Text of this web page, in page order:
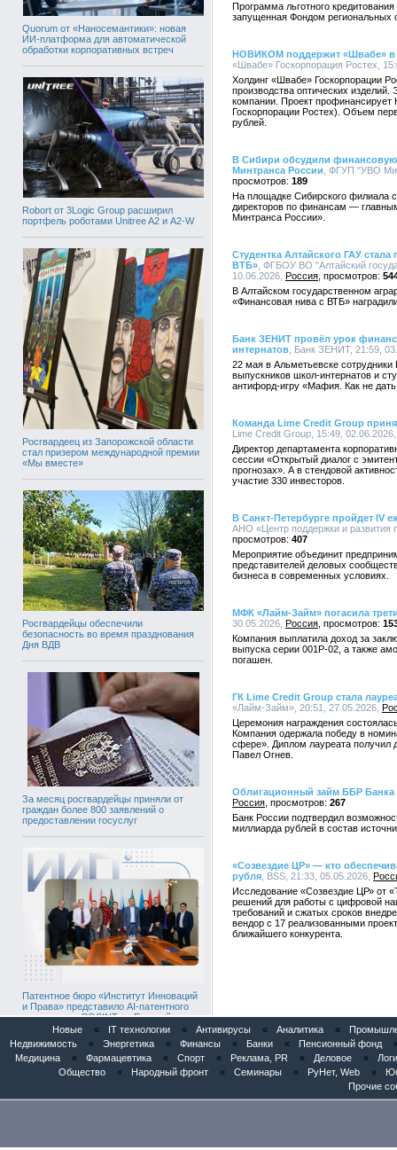
Quorum от «Наносемантики»: новая
ИИ-платформа для автоматической
обработки корпоративных встреч
Robort от 3Logic Group расширил
портфель роботами Unitree A2 и A2-W
Росгвардеец из Запорожской области
стал призером международной премии
«Мы вместе»
Росгвардейцы обеспечили
безопасность во время празднования
Дня ВДВ
За месяц росгвардейцы приняли от
граждан более 800 заявлений о
предоставлении госуслуг
Патентное бюро «Институт Инноваций
и Права» представило AI-патентного
ассистента «POSINT» в Евразийском
патентном ведомстве
Программа льготного
запущенная Фондом
НОВИКОМ поддержит «Швабе» в
«Швабе» Госкорпорация Ростех,
Холдинг «Швабе» Госкорпорации
производства оптических изделий.
компании. Проект
Госкорпорации Ростех). Объем
рублей.
В Сибири обсудили
Минтранса России , ФГУП "УВО
189
На площадке Сибирского филиала
директоров по финансам —
Минтранса России».
Студентка Алтайского ГАУ
ВТБ» , ФГБОУ ВО "Алтайский
10.06.2026, Россия
В Алтайском государственном
«Финансовая нива с ВТБ»
Банк ЗЕНИТ провёл урок
интернатов , Банк ЗЕНИТ, 21:59,
22 мая в Альметьевске
выпускников школ-интернатов и
антифорд-игру «Мафия. Как не
Команда Lime Credit Group
Lime Credit Group, 15:49,
Директор департамента
сессии «Открытый диалог с
прогнозах». А в стендовой
участие 330 инвесторов.
В Санкт-Петербурге пройдет IV
АНО «Центр поддержки и развития
407
Мероприятие объединит
представителей деловых
бизнеса в современных условиях.
МФК «Лайм-Займ» погасила
30.05.2026, Россия
Компания выплатила доход за
выпуска серии 001P-02, а также
погашен.
ГК Lime Credit Group стала
«Лайм-Займ», 20:51, 27.05.2026,
Церемония награждения
Компания одержала победу в
сфере». Диплом лауреата получил
Павел Огнев.
Облигационный займ ББР Банка
Россия
267
Банк России подтвердил
миллиарда рублей в состав
«Созвездие ЦР» — кто
рубля , BSS, 21:33, 05.05.2026,
Исследование «Созвездие ЦР» от
решений для работы с цифровой
требований и сжатых сроков
вендор с 17 реализованными
ближайшего конкурента.
Новые « IT технологии « Антивирусы « Аналитика «
Недвижимость
« Энергетика « Финансы « Банки « Пенсионный фонд
Медицина
« Фармацевтика « Спорт « Реклама, PR « Деловое «
Общество
« Народный фронт « Семинары « РуНет, Web «
Прочие